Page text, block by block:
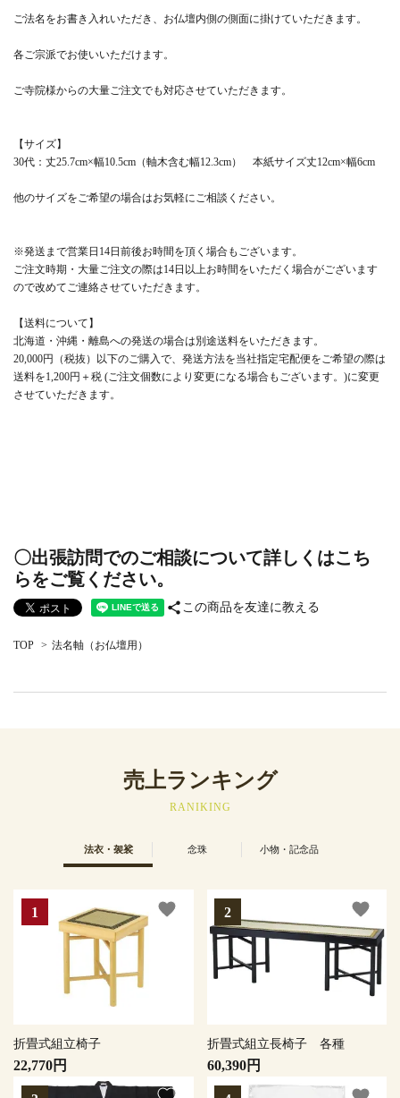
ご法名をお書き入れいただき、お仏壇内側の側面に掛けていただきます。
各ご宗派でお使いいただけます。
ご寺院様からの大量ご注文でも対応させていただきます。
【サイズ】
30代：丈25.7cm×幅10.5cm（軸木含む幅12.3cm） 本紙サイズ丈12cm×幅6cm
他のサイズをご希望の場合はお気軽にご相談ください。
※発送まで営業日14日前後お時間を頂く場合もございます。
ご注文時期・大量ご注文の際は14日以上お時間をいただく場合がございます
ので改めてご連絡させていただきます。
【送料について】
北海道・沖縄・離島への発送の場合は別途送料をいただきます。
20,000円（税抜）以下のご購入で、発送方法を当社指定宅配便をご希望の際は
送料を1,200円＋税 (ご注文個数により変更になる場合もございます。)に変更
させていただきます。
〇出張訪問でのご相談について詳しくはこち
らをご覧ください。
share この商品を友達に教える
TOP > 法名軸（お仏壇用）
売上ランキング
RANIKING
法衣・袈裟 念珠 小物・記念品
折畳式組立椅子
22,770円
favorite
折畳式組立長椅子 各種
60,390円
favorite